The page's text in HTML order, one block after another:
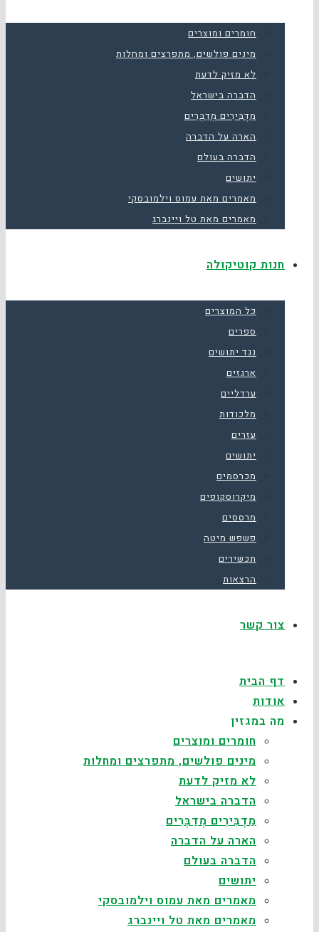
חומרים ומוצרים
מינים פולשים, מתפרצים ומחלות
לא מזיק לדעת
הדברה בישראל
מַדְבִּירִים מְדַבְּרִים
הארה על הדברה
הדברה בעולם
יתושים
מאמרים מאת עמוס וילמובסקי
מאמרים מאת טל ויינברג
חנות קוטיקולה
כל המוצרים
ספרים
נגד יתושים
ארגזים
ערדליים
מלכודות
עזרים
יתושים
מכרסמים
מיקרוסקופים
מרססים
פשפש מיטה
תכשירים
הרצאות
צור קשר
דף הבית
אודות
מה במגזין
חומרים ומוצרים
מינים פולשים, מתפרצים ומחלות
לא מזיק לדעת
הדברה בישראל
מַדְבִּירִים מְדַבְּרִים
הארה על הדברה
הדברה בעולם
יתושים
מאמרים מאת עמוס וילמובסקי
מאמרים מאת טל ויינברג